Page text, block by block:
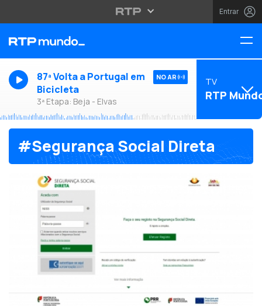
Entrar
87ª Volta a Portugal em
Bicicleta
3ª Etapa: Beja - Elvas
NO AR TV
RTP
#Segurança Social Direta